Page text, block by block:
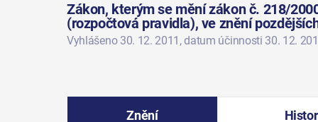
Zákon, kterým se mění zákon č. 218/
(rozpočtová pravidla), ve znění
Vyhlášeno 30. 12. 2011 , datum účinnosti 30. 12.
Znění